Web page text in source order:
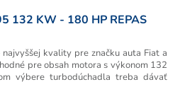
132 KW - 180 HP REPAS
kvality pre značku auta Fiat a
pre obsah motora s výkonom 132
výbere turbodúchadla treba dávať